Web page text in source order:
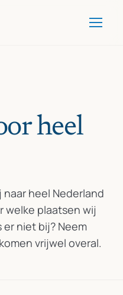
heel
heel Nederland
welke plaatsen wij
niet bij? Neem
vrijwel overal.